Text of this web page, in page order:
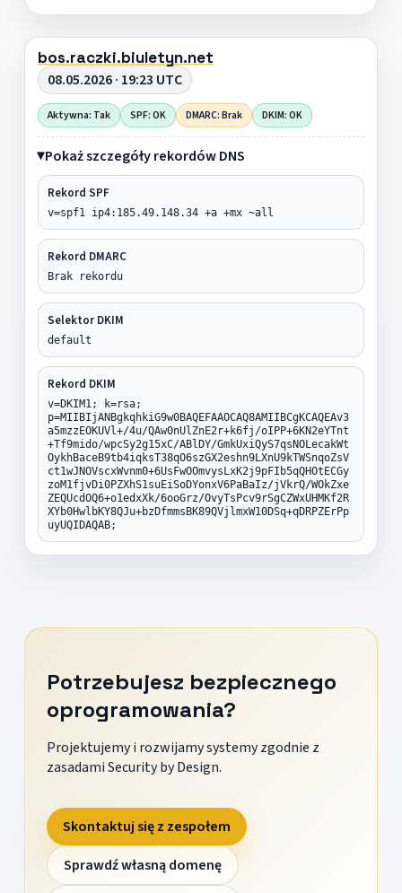
bos.raczki.biuletyn.net
08.05.2026 · 19:23 UTC
Aktywna: Tak SPF: OK DMARC: Brak DKIM: OK
Pokaż szczegóły rekordów DNS
Rekord SPF
v=spf1 ip4:185.49.148.34 +a +mx ~all
Rekord DMARC
Brak rekordu
Selektor DKIM
default
Rekord DKIM
v=DKIM1; k=rsa;
p=MIIBIjANBgkqhkiG9w0BAQEFAAOCAQ8AMIIBCgKCAQEAv3
a5mzzEOKUVl+/4u/QAw0nUlZnE2r+k6fj/oIPP+6KN2eYTnt
+Tf9mido/wpcSy2g15xC/ABlDY/GmkUxiQyS7qsNOLecakWt
OykhBaceB9tb4iqksT38qO6szGX2eshn9LXnU9kTWSnqoZsV
ct1wJNOVscxWvnm0+6UsFwOOmvysLxK2j9pFIb5qQHOtECGy
zoM1fjvDi0PZXhS1suEiSoDYonxV6PaBaIz/jVkrQ/WOkZxe
ZEQUcdOQ6+o1edxXk/6ooGrz/OvyTsPcv9rSgCZWxUHMKf2R
XYb0HwlbKY8QJu+bzDfmmsBK89QVjlmxW10DSq+qDRPZErPp
uyUQIDAQAB;
Potrzebujesz bezpiecznego
oprogramowania?
Projektujemy i rozwijamy systemy zgodnie z
zasadami Security by Design.
Skontaktuj się z zespołem
Sprawdź własną domenę